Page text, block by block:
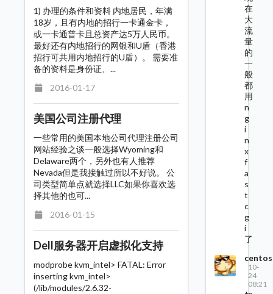
1) 办理的条件和资料 内地居民，年满
18岁，且有内地的招行一卡通金卡，
或一卡通普卡且总资产达5万人民币。
最好还有内地招行的网银和U盾（香港
招行可共用内地招行的U盾）。 需要准
备的资料是身份证、...
2016-01-17
美国公司注册代理
一些常用的美国本地公司代理注册公司
网站经验之谈一般选择Wyoming和
Delaware两个，另外也有人推荐
Nevada但是我接触过所以不好说。 公
司类型简单点就选择LLC如果你喜欢选
择其他的也可...
2016-01-15
Dell服务器开启虚拟化支持
modprobe kvm_intel> FATAL: Error
inserting kvm_intel>
(/lib/modules/2.6.32-
在
大
流
量
的
一
般
都
用
n
g
i
n
x
f
a
s
t
c
g
i
了
centos
10-
24
08:21